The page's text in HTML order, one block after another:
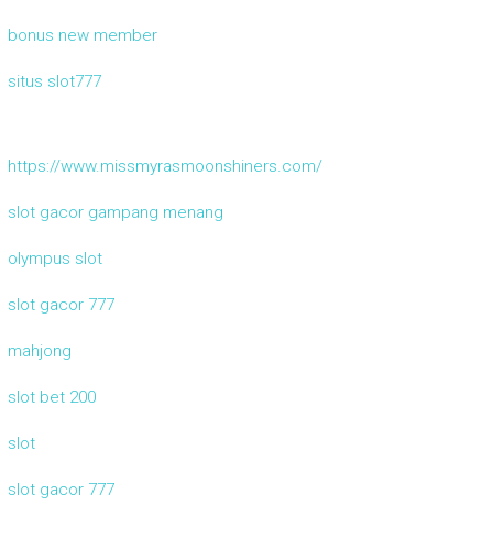
bonus new member
situs slot777
https://www.missmyrasmoonshiners.com/
slot gacor gampang menang
olympus slot
slot gacor 777
mahjong
slot bet 200
slot
slot gacor 777